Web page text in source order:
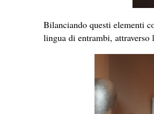
Bilanciando questi elementi
lingua di entrambi, attraverso